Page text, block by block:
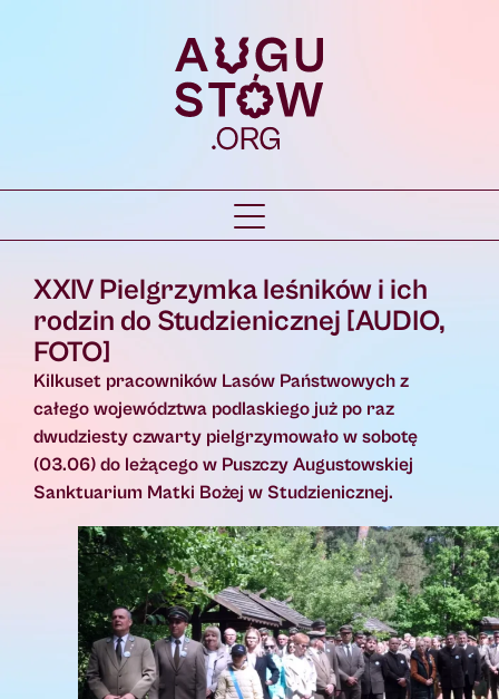
XXIV Pielgrzymka leśników i ich
rodzin do Studzienicznej [AUDIO,
FOTO]
Kilkuset pracowników Lasów Państwowych z
całego województwa podlaskiego już po raz
dwudziesty czwarty pielgrzymowało w sobotę
(03.06) do leżącego w Puszczy Augustowskiej
Sanktuarium Matki Bożej w Studzienicznej.